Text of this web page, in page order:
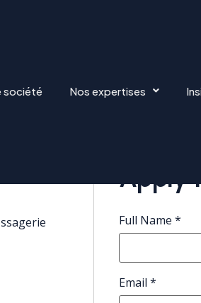
société Nos expertises
Apply
Full Name *
Email *